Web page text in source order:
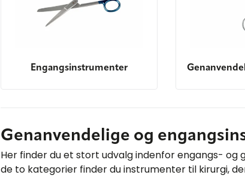
Engangsinstrumenter
Genanvendelige og
Her finder du et stort udvalg indenfor engangs- og
de to kategorier finder du instrumenter til kirurgi,